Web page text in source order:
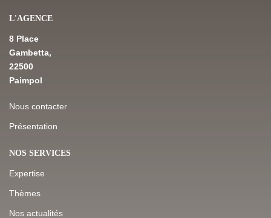
L'AGENCE
8 Place
Gambetta,
22500
Paimpol
Nous contacter
Présentation
NOS SERVICES
Expertise
Thèmes
Nos actualités